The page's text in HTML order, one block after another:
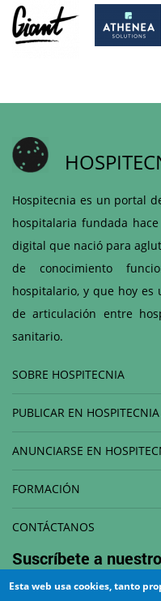
Hospitecnia es un portal
hospitalaria fundada
digital que nació para
de conocimiento
hospitalario, y que hoy
de articulación entre
sanitario.
SOBRE HOSPITECNIA
PUBLICAR EN HOSPITECNIA
ANUNCIARSE EN
FORMACIÓN
CONTÁCTANOS
Suscríbete a nuestro
Esta web usa cookies, tanto